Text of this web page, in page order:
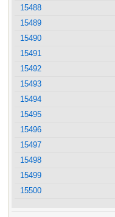
15488
15489
15490
15491
15492
15493
15494
15495
15496
15497
15498
15499
15500